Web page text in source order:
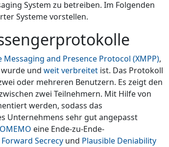
System zu betreiben. Im Folgenden
Systeme vorstellen.
Messaging and Presence Protocol (XMPP),
und weit verbreitet ist. Das Protokoll
oder mehreren Benutzern. Es zeigt den
zwei Teilnehmern. Mit Hilfe von
werden, sodass das
Unternehmens sehr gut angepasst
OMEMO eine Ende-zu-Ende-
Secrecy und Plausible Deniability